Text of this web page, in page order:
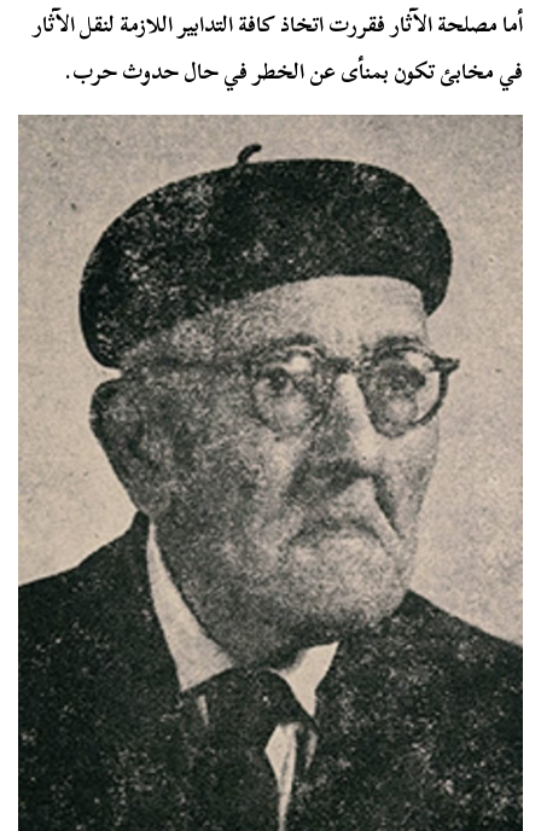
أما مصلحة الآثار فقررت اتخاذ كافة التدابير اللازمة لنقل الآثار
في مخابئ تكون بمنأى عن الخطر في حال حدوث حرب.